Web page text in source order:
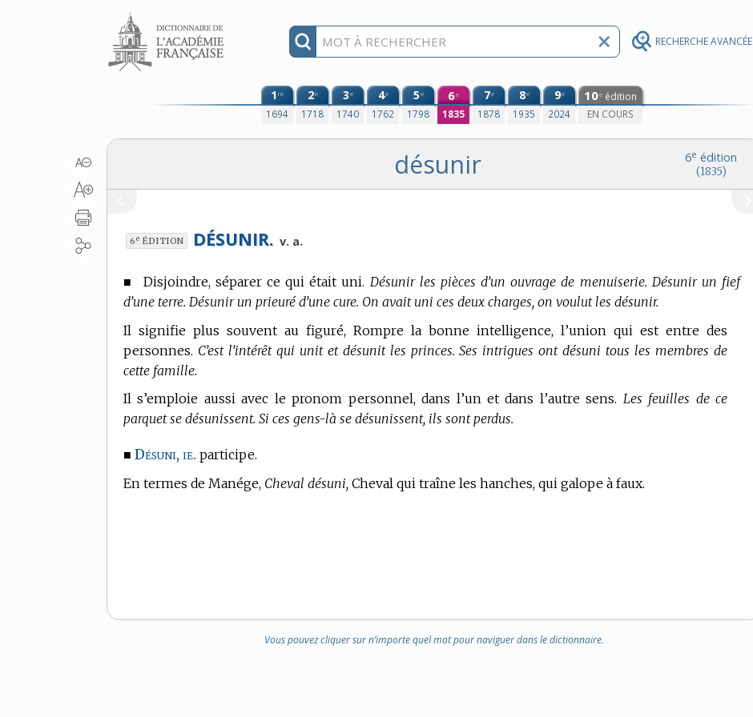
RECHERCHE AVANCÉE
Aller au contenu
1re
1694
2e
1718
3e
1740
4e
1762
5e
1798
6e
1835
7e
1878
8e
1935
9e
2024
10e édition
EN COURS
6e édition
(1835)
désunir
6e ÉDITION DÉSUNIR. v. a.
■ Disjoindre, séparer ce qui était uni. Désunir les pièces d’un ouvrage de menuiserie. Désunir un fief
d’une terre. Désunir un prieuré d’une cure. On avait uni ces deux charges, on voulut les désunir.
Il signifie plus souvent au figuré, Rompre la bonne intelligence, l’union qui est entre des
personnes. C’est l’intérêt qui unit et désunit les princes. Ses intrigues ont désuni tous les membres de
cette famille.
Il s’emploie aussi avec le pronom personnel, dans l’un et dans l’autre sens. Les feuilles de ce
parquet se désunissent. Si ces gens-là se désunissent, ils sont perdus.
■ Désuni, ie. participe.
En termes de Manége, Cheval désuni, Cheval qui traîne les hanches, qui galope à faux.
Vous pouvez cliquer sur n’importe quel mot pour naviguer dans le dictionnaire.